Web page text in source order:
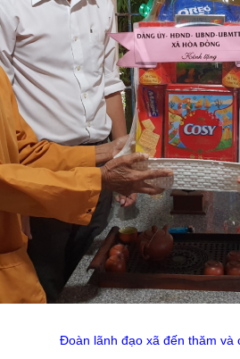
oàn lãnh đạo xã đến thăm và